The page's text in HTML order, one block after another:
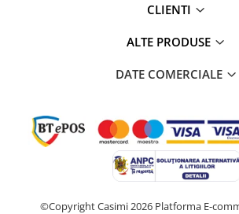
CLIENTI
ALTE PRODUSE
DATE COMERCIALE
©Copyright Casimi 2026 Platforma E-